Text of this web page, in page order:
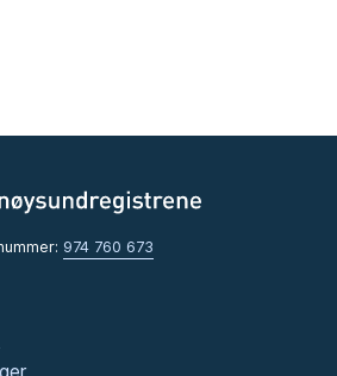
974 760 673